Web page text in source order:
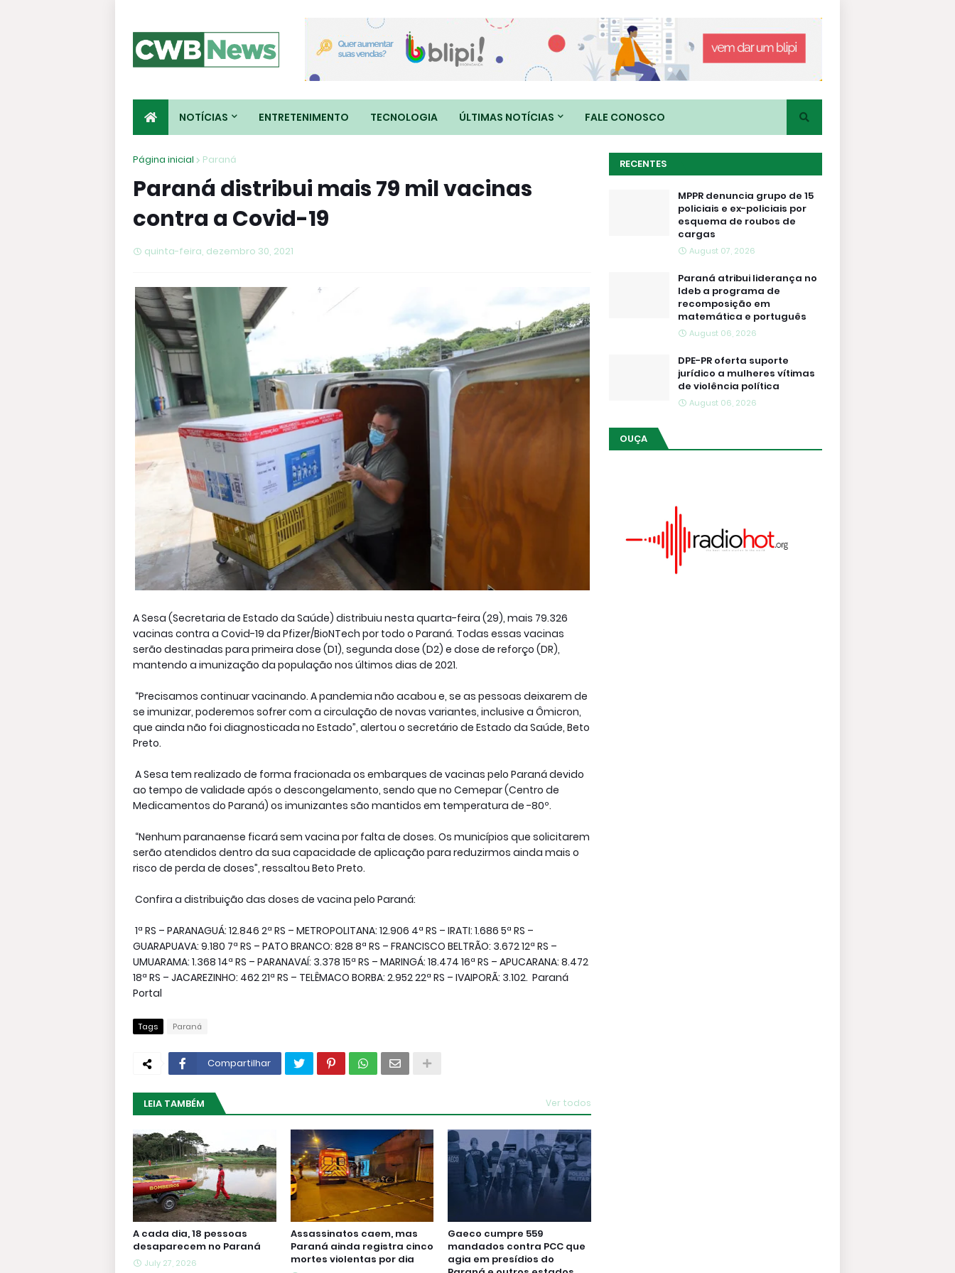
NOTÍCIAS ENTRETENIMENTO TECNOLOGIA ÚLTIMAS NOTÍCIAS FALE CONOSCO
Página inicial Paraná
Paraná distribui mais 79 mil vacinas
contra a Covid-19
quinta-feira, dezembro 30, 2021
A Sesa (Secretaria de Estado da Saúde) distribuiu nesta quarta-feira (29), mais 79.326
vacinas contra a Covid-19 da Pfizer/BioNTech por todo o Paraná. Todas essas vacinas
serão destinadas para primeira dose (D1), segunda dose (D2) e dose de reforço (DR),
mantendo a imunização da população nos últimos dias de 2021.
“Precisamos continuar vacinando. A pandemia não acabou e, se as pessoas deixarem de
se imunizar, poderemos sofrer com a circulação de novas variantes, inclusive a Ômicron,
que ainda não foi diagnosticada no Estado”, alertou o secretário de Estado da Saúde, Beto
Preto.
A Sesa tem realizado de forma fracionada os embarques de vacinas pelo Paraná devido
ao tempo de validade após o descongelamento, sendo que no Cemepar (Centro de
Medicamentos do Paraná) os imunizantes são mantidos em temperatura de -80º.
“Nenhum paranaense ficará sem vacina por falta de doses. Os municípios que solicitarem
serão atendidos dentro da sua capacidade de aplicação para reduzirmos ainda mais o
risco de perda de doses”, ressaltou Beto Preto.
Confira a distribuição das doses de vacina pelo Paraná:
1ª RS – PARANAGUÁ: 12.846 2ª RS – METROPOLITANA: 12.906 4ª RS – IRATI: 1.686 5ª RS –
GUARAPUAVA: 9.180 7ª RS – PATO BRANCO: 828 8ª RS – FRANCISCO BELTRÃO: 3.672 12ª RS –
UMUARAMA: 1.368 14ª RS – PARANAVAÍ: 3.378 15ª RS – MARINGÁ: 18.474 16ª RS – APUCARANA: 8.472
18ª RS – JACAREZINHO: 462 21ª RS – TELÊMACO BORBA: 2.952 22ª RS – IVAIPORÃ: 3.102. Paraná
Portal
Tags Paraná
Compartilhar
LEIA TAMBÉM Ver todos
A cada dia, 18 pessoas
desaparecem no Paraná
July 27, 2026
Assassinatos caem, mas
Paraná ainda registra cinco
mortes violentas por dia
Gaeco cumpre 559
mandados contra PCC que
agia em presídios do
RECENTES
MPPR denuncia grupo de 15
policiais e ex-policiais por
esquema de roubos de
cargas
August 07, 2026
Paraná atribui liderança no
Ideb a programa de
recomposição em
matemática e português
August 06, 2026
DPE-PR oferta suporte
jurídico a mulheres vítimas
de violência política
August 06, 2026
OUÇA